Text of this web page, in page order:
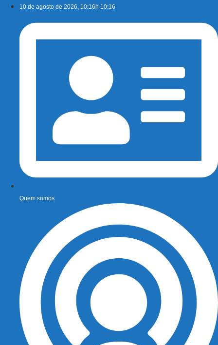
conteúdo
10 de agosto de 2026, 10:16h 10:16
Quem somos